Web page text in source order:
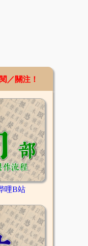
／關注！
哩B站